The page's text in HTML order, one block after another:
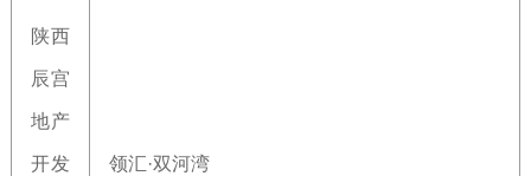
陕西
辰宫
地产
开发 领汇·双河湾